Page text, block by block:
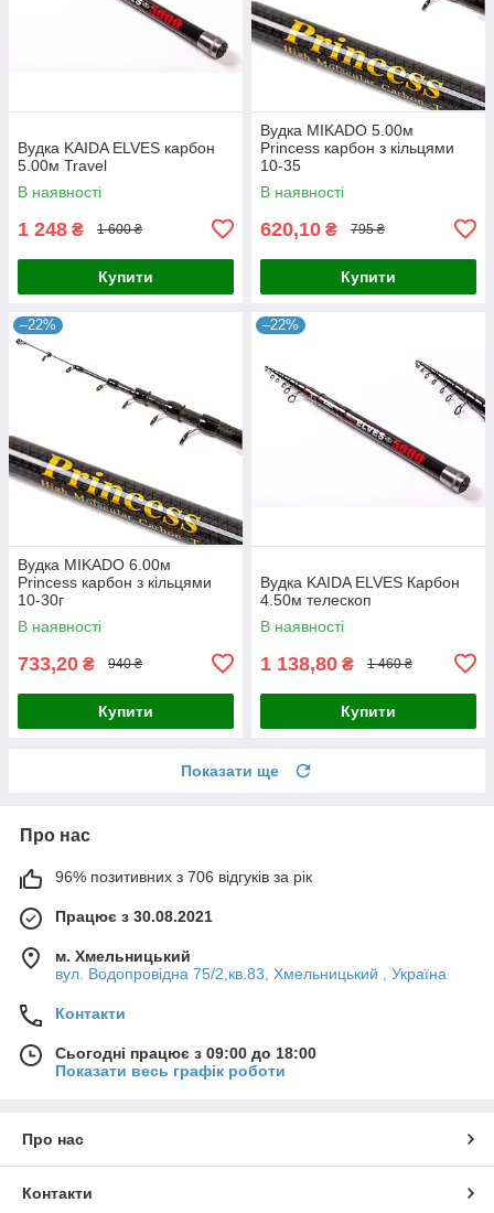
Вудка KAIDA ELVES карбон
5.00м Travel
В наявності
1 248 ₴ 1 600 ₴
Купити
Вудка MIKADO 5.00м
Princess карбон з кільцями
10-35
В наявності
620,10 ₴ 795 ₴
Купити
–22%
Вудка MIKADO 6.00м
Princess карбон з кільцями
10-30г
В наявності
733,20 ₴ 940 ₴
Купити
–22%
Вудка KAIDA ELVES Карбон
4.50м телескоп
В наявності
1 138,80 ₴ 1 460 ₴
Купити
Показати ще
Про нас
96% позитивних з 706 відгуків за рік
Працює з 30.08.2021
м. Хмельницький
вул. Водопровідна 75/2,кв.83, Хмельницький , Україна
Контакти
Сьогодні працює з 09:00 до 18:00
Показати весь графік роботи
Про нас
Контакти